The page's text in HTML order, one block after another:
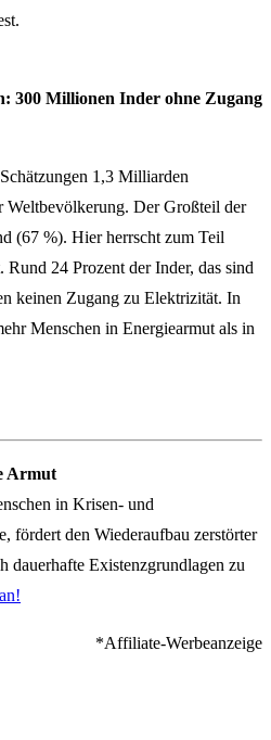
300 Millionen Inder ohne Zugang
1,3 Milliarden
Weltbevölkerung. Der Großteil der
(67 %). Hier herrscht zum Teil
Rund 24 Prozent der Inder, das sind
keinen Zugang zu Elektrizität. In
Menschen in Energiearmut als in
Armut
in Krisen- und
fördert den Wiederaufbau zerstörter
dauerhafte Existenzgrundlagen zu
*Affiliate-Werbeanzeige